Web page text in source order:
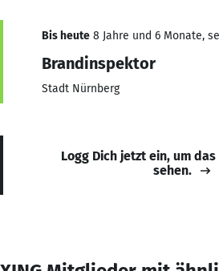
Bis heute 8 Jahre und 6 Monate,
Brandinspektor
Stadt Nürnberg
Logg Dich jetzt ein, um
sehen.